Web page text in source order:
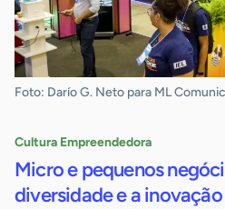
Foto: Darío G. Neto para ML
Cultura Empreendedora
Micro e pequenos
diversidade e a